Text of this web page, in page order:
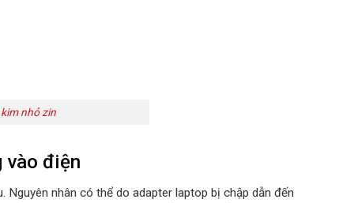
nhỏ zin
vào điện
Nguyên nhân có thể do adapter laptop bị chập dẫn đến